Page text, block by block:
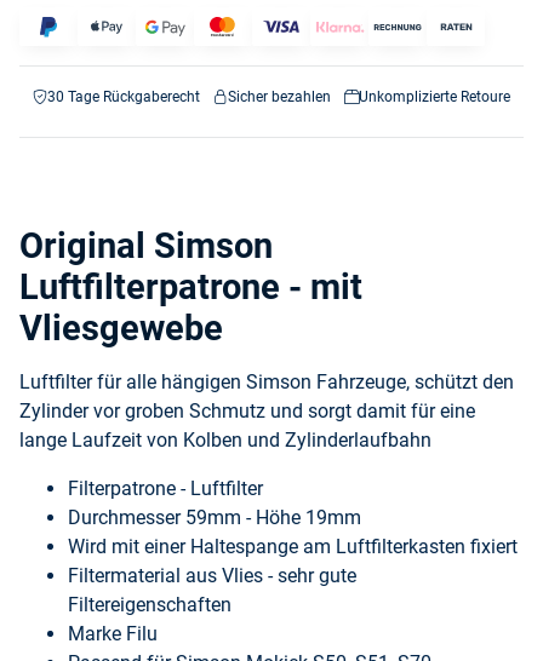
30 Tage Rückgaberecht Sicher bezahlen Unkomplizierte Retoure
Original Simson
Luftfilterpatrone - mit
Vliesgewebe
Luftfilter für alle hängigen Simson Fahrzeuge, schützt den
Zylinder vor groben Schmutz und sorgt damit für eine
lange Laufzeit von Kolben und Zylinderlaufbahn
Filterpatrone - Luftfilter
Durchmesser 59mm - Höhe 19mm
Wird mit einer Haltespange am Luftfilterkasten fixiert
Filtermaterial aus Vlies - sehr gute
Filtereigenschaften
Marke Filu